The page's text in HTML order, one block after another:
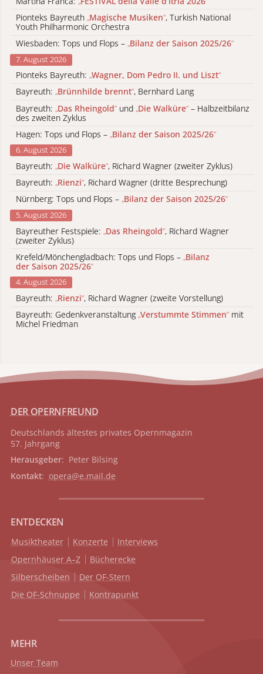
Pionteks Bayreuth „Magische Musiken“, Turkish National
Youth Philharmonic Orchestra
Wiesbaden: Tops und Flops – „Bilanz der Saison 2025/26“
7. August 2026
Pionteks Bayreuth: „Wagner, Dom Pedro II. und Liszt“
Bayreuth: „Brünnhilde brennt“, Bernhard Lang
Bayreuth: „Das Rheingold“ und „Die Walküre“ – Halbzeitbilanz
des zweiten Zyklus
Hagen: Tops und Flops – „Bilanz der Saison 2025/26“
6. August 2026
Bayreuth: „Die Walküre“, Richard Wagner (zweiter Zyklus)
Bayreuth: „Rienzi“, Richard Wagner (dritte Besprechung)
Nürnberg: Tops und Flops – „Bilanz der Saison 2025/26“
5. August 2026
Bayreuther Festspiele: „Das Rheingold“, Richard Wagner
(zweiter Zyklus)
Krefeld/Mönchengladbach: Tops und Flops – „Bilanz
der Saison 2025/26“
4. August 2026
Bayreuth: „Rienzi“, Richard Wagner (zweite Vorstellung)
Bayreuth: Gedenkveranstaltung „Verstummte Stimmen“ mit
Michel Friedman
DER OPERNFREUND
Deutschlands ältestes privates Opernmagazin
57. Jahrgang
Herausgeber: Peter Bilsing
Kontakt: opera@e.mail.de
ENTDECKEN
Musiktheater Konzerte
Interviews
Opernhäuser A–Z
Bücherecke
Silberscheiben
Der OF-Stern
Die OF-Schnuppe
Kontrapunkt
MEHR
Unser Team